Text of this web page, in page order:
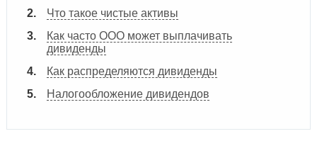
Что такое чистые активы
Как часто ООО может выплачивать
дивиденды
Как распределяются дивиденды
Налогообложение дивидендов